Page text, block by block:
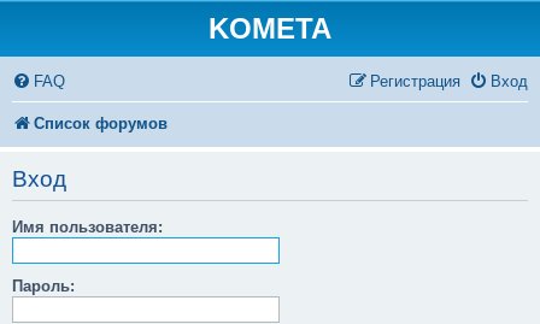
KOMETA
FAQ Вход
Регистрация
Список форумов
Вход
Имя пользователя:
Пароль: